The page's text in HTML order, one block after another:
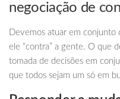
negociação de
Devemos atuar em conjunto
ele “contra” a gente. O que
tomada de decisões em
que todos sejam um só em